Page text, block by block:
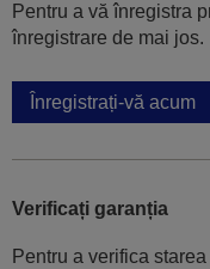
Pentru a vă înregistra
înregistrare de mai jos.
Înregistrați-vă acum
Verificați garanția
Pentru a verifica